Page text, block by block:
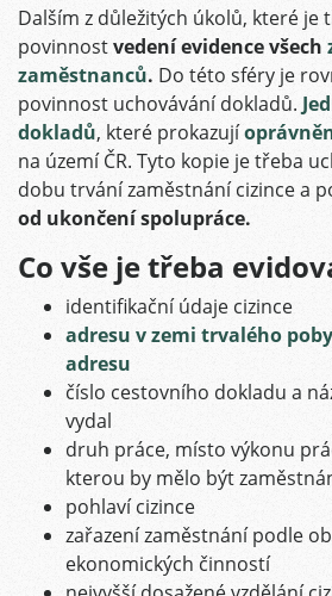
Dalším z důležitých úkolů, které je
povinnostvedení evidence všech
zaměstnanců. Do této sféry je
povinnost uchovávání dokladů.
dokladů, které prokazují
na území ČR. Tyto kopie je třeba
dobu trvání zaměstnání cizince a
od ukončení spolupráce.
Co vše je třeba
identifikační údaje cizince
adresu v zemi trvalého
adresu
číslo cestovního dokladu a
vydal
druh práce, místo výkonu
kterou by mělo být
pohlaví cizince
zařazení zaměstnání podle
ekonomických činností